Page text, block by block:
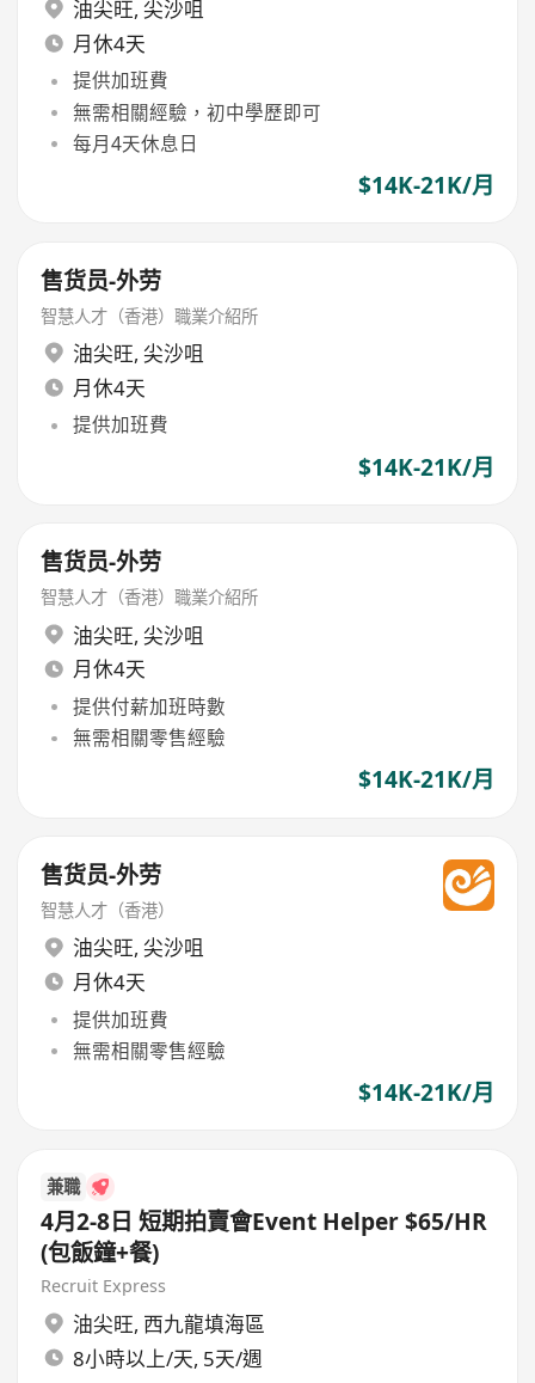
油尖旺, 尖沙咀
月休4天
提供加班費
無需相關經驗，初中學歷即可
每月4天休息日
$14K-21K/月
售货员-外劳
智慧人才（香港）職業介紹所
油尖旺, 尖沙咀
月休4天
提供加班費
$14K-21K/月
售货员-外劳
智慧人才（香港）職業介紹所
油尖旺, 尖沙咀
月休4天
提供付薪加班時數
無需相關零售經驗
$14K-21K/月
售货员-外劳
智慧人才（香港）
油尖旺, 尖沙咀
月休4天
提供加班費
無需相關零售經驗
$14K-21K/月
兼職
4月2-8日 短期拍賣會Event Helper $65/HR
(包飯鐘+餐)
Recruit Express
油尖旺, 西九龍填海區
8小時以上/天, 5天/週